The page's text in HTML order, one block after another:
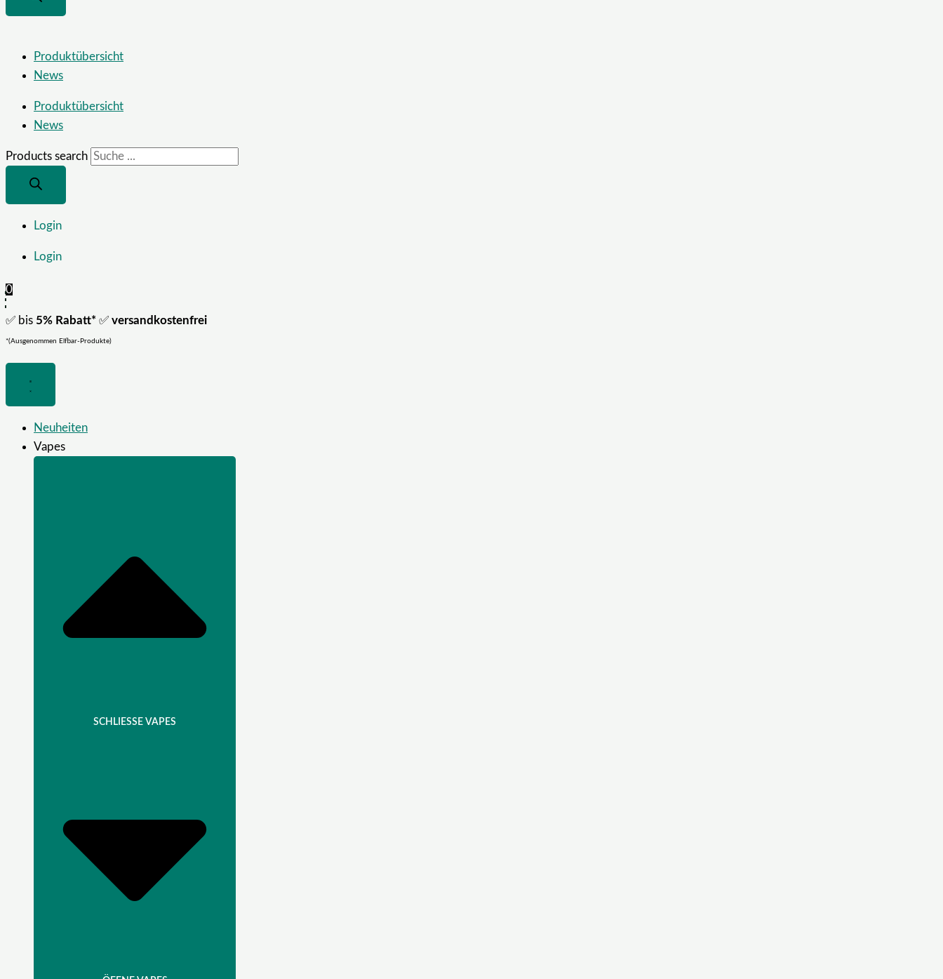
Produktübersicht
News
Produktübersicht
News
Products search
Login
Login
0
✅ bis 5% Rabatt* ✅ versandkostenfrei
*(Ausgenommen Elfbar-Produkte)
Neuheiten
Vapes
SCHLIESSE VAPES